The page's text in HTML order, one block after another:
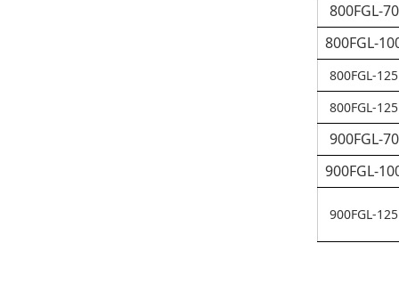
800FGL-70
800FGL-
800FGL-125
800FGL-125
900FGL-70
900FGL-
900FGL-125